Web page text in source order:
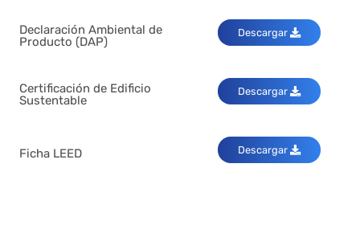
Declaración Ambiental de
Producto (DAP)
Descargar
Certificación de Edificio
Sustentable
Descargar
Ficha LEED Descargar